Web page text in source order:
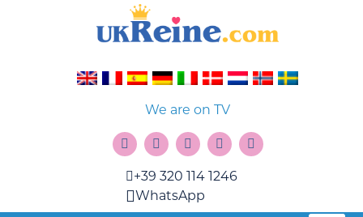
We are on TV
+39 320 114 1246
WhatsApp